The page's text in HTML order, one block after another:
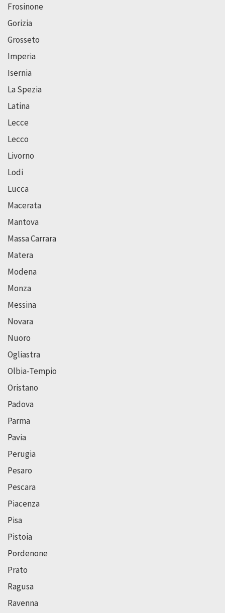
Frosinone
Gorizia
Grosseto
Imperia
Isernia
La Spezia
Latina
Lecce
Lecco
Livorno
Lodi
Lucca
Macerata
Mantova
Massa Carrara
Matera
Modena
Monza
Messina
Novara
Nuoro
Ogliastra
Olbia-Tempio
Oristano
Padova
Parma
Pavia
Perugia
Pesaro
Pescara
Piacenza
Pisa
Pistoia
Pordenone
Prato
Ragusa
Ravenna